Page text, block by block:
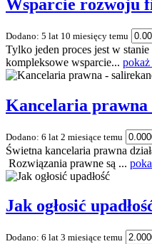
Wsparcie rozwoju
Dodano: 5 lat 10 miesięcy temu
Tylko jeden proces jest w
kompleksowe wsparcie...
Kancelaria
Dodano: 6 lat 2 miesiące temu
Świetna kancelaria prawna
Rozwiązania prawne są ...
Jak ogłosić
Dodano: 6 lat 3 miesiące temu